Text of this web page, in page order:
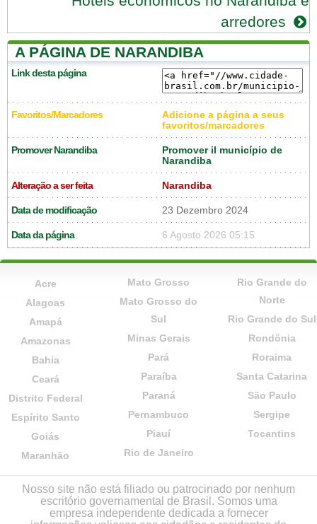
arredores
A PÁGINA DE NARANDIBA
Link desta página
Favoritos/Marcadores
Adicione a página a seus
favoritos/marcadores
Promover Narandiba
Promover il município de
Narandiba
Alteração a ser feita Narandiba
Data de modificação 23 Dezembro 2024
Data da página 6 Agosto 2026 05:15
Acre
Alagoas
Amapá
Amazonas
Bahia
Ceará
Distrito Federal
Espírito Santo
Goiás
Maranhão
Mato Grosso
Mato Grosso do
Sul
Minas Gerais
Pará
Paraíba
Paraná
Pernambuco
Piauí
Rio de Janeiro
Rio Grande do
Norte
Rio Grande do Sul
Rondônia
Roraima
Santa Catarina
São Paulo
Sergipe
Tocantins
Nosso site não está filiado ou patrocinado por nenhum
escritório governamental de Brasil. Somos uma
empresa independente dedicada a fornecer